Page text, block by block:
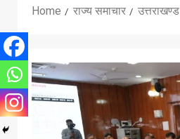
Home राज्य समाचार उत्तराखण्ड